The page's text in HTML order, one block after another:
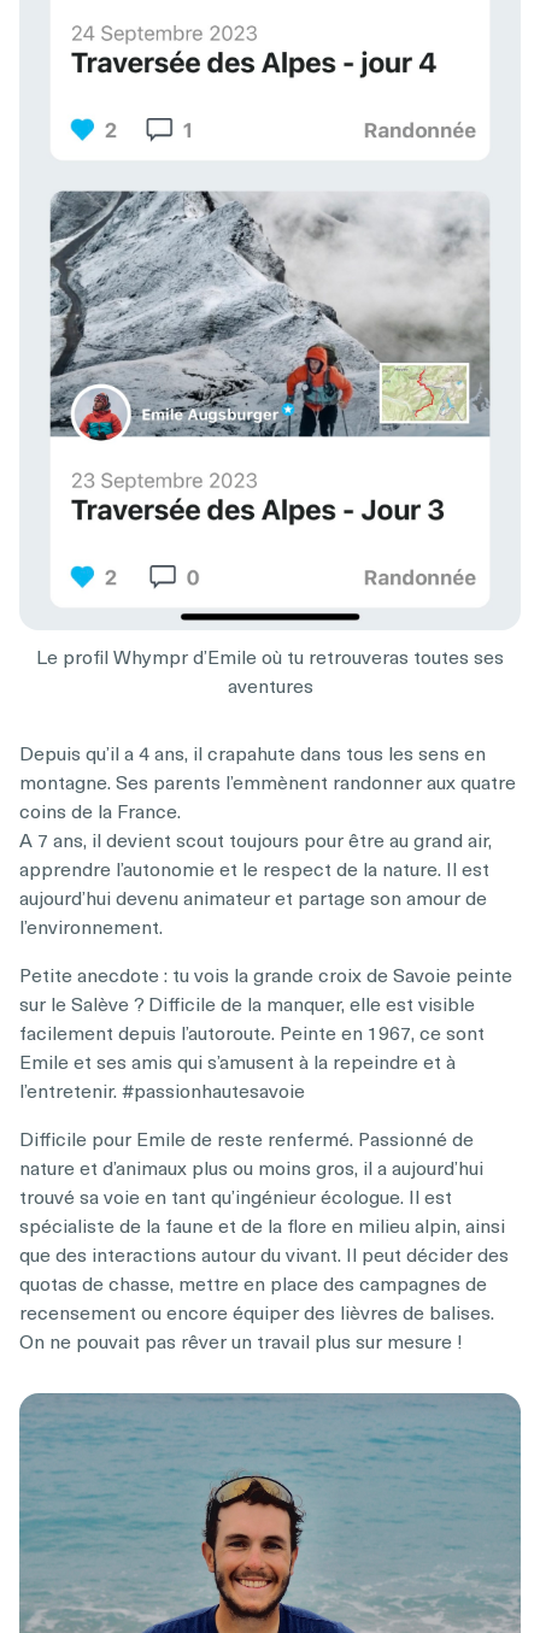
Le profil Whympr d’Emile où tu retrouveras toutes ses
aventures
Depuis qu’il a 4 ans, il crapahute dans tous les sens en
montagne. Ses parents l’emmènent randonner aux quatre
coins de la France.
A 7 ans, il devient scout toujours pour être au grand air,
apprendre l’autonomie et le respect de la nature. Il est
aujourd’hui devenu animateur et partage son amour de
l’environnement.
Petite anecdote : tu vois la grande croix de Savoie peinte
sur le Salève ? Difficile de la manquer, elle est visible
facilement depuis l’autoroute. Peinte en 1967, ce sont
Emile et ses amis qui s’amusent à la repeindre et à
l’entretenir. #passionhautesavoie
Difficile pour Emile de reste renfermé. Passionné de
nature et d’animaux plus ou moins gros, il a aujourd’hui
trouvé sa voie en tant qu’ingénieur écologue. Il est
spécialiste de la faune et de la flore en milieu alpin, ainsi
que des interactions autour du vivant. Il peut décider des
quotas de chasse, mettre en place des campagnes de
recensement ou encore équiper des lièvres de balises.
On ne pouvait pas rêver un travail plus sur mesure !